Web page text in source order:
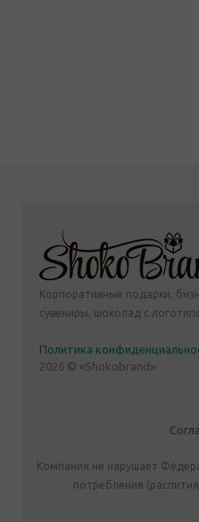
Корпоративные подарки,
сувениры, шоколад с
Политика
2026 © «Shokobrand»
Компания не нарушает
потребления